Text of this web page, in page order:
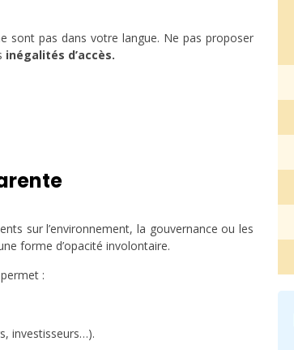
sont pas dans votre langue. Ne pas proposer
inégalités d’accès.
sur l’environnement, la gouvernance ou les
forme d’opacité involontaire.
:
investisseurs…).